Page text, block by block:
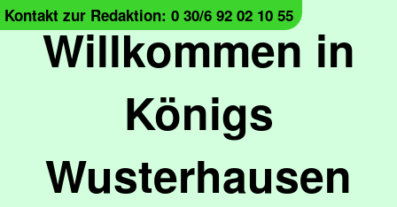
Willkommen in
Königs
Wusterhausen
Kontakt zur Redaktion: 0 30/6 92 02 10 55